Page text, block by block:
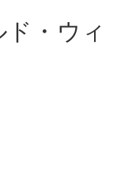
・ウィ